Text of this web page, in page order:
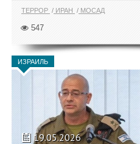
ТЕРРОР ИРАН МОСАД
547
ИЗРАИЛЬ
19.05.2026